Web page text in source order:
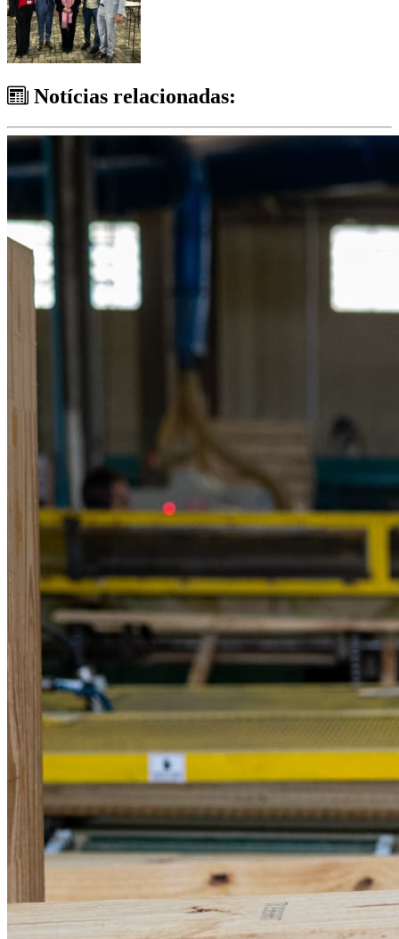
Notícias relacionadas: